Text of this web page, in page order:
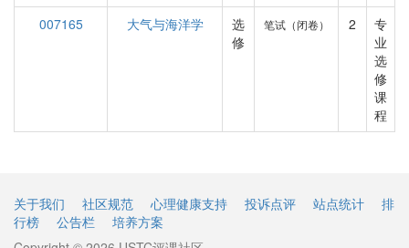
007165
大气与海洋学
选
修
笔试（闭卷） 2
专
业
选
修
课
程
关于我们 社区规范 心理健康支持 投诉点评 站点统计
排
行榜
公告栏
培养方案